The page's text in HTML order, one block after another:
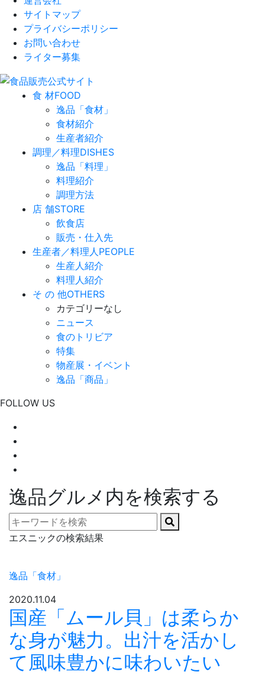
サイトマップ
プライバシーポリシー
お問い合わせ
ライター募集
食 材FOOD
逸品「食材」
食材紹介
生産者紹介
調理／料理DISHES
逸品「料理」
料理紹介
調理方法
店 舗STORE
飲食店
販売・仕入先
生産者／料理人PEOPLE
生産人紹介
料理人紹介
そ の 他OTHERS
カテゴリーなし
ニュース
食のトリビア
特集
物産展・イベント
逸品「商品」
FOLLOW US
逸品グルメ内を検索する
エスニックの検索結果
逸品「食材」
2020.11.04
国産「ムール貝」は柔らか
な身が魅力。出汁を活かし
て風味豊かに味わいたい